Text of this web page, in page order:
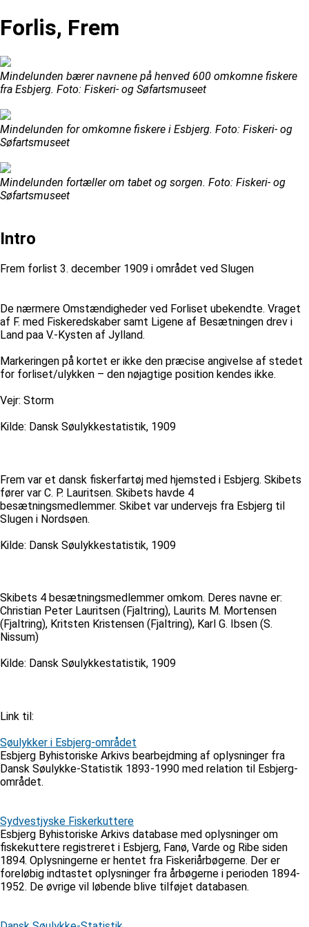
Forlis, Frem
Mindelunden bærer navnene på henved 600 omkomne fiskere
fra Esbjerg. Foto: Fiskeri- og Søfartsmuseet
Mindelunden for omkomne fiskere i Esbjerg. Foto: Fiskeri- og
Søfartsmuseet
Mindelunden fortæller om tabet og sorgen. Foto: Fiskeri- og
Søfartsmuseet
Intro
Frem forlist 3. december 1909 i området ved Slugen
De nærmere Omstændigheder ved Forliset ubekendte. Vraget
af F. med Fiskeredskaber samt Ligene af Besætningen drev i
Land paa V.-Kysten af Jylland.
Markeringen på kortet er ikke den præcise angivelse af stedet
for forliset/ulykken – den nøjagtige position kendes ikke.
Vejr: Storm
Kilde: Dansk Søulykkestatistik, 1909
Frem var et dansk fiskerfartøj med hjemsted i Esbjerg. Skibets
fører var C. P. Lauritsen. Skibets havde 4
besætningsmedlemmer. Skibet var undervejs fra Esbjerg til
Slugen i Nordsøen.
Kilde: Dansk Søulykkestatistik, 1909
Skibets 4 besætningsmedlemmer omkom. Deres navne er:
Christian Peter Lauritsen (Fjaltring), Laurits M. Mortensen
(Fjaltring), Kritsten Kristensen (Fjaltring), Karl G. Ibsen (S.
Nissum)
Kilde: Dansk Søulykkestatistik, 1909
Link til:
Søulykker i Esbjerg-området
Esbjerg Byhistoriske Arkivs bearbejdming af oplysninger fra
Dansk Søulykke-Statistik 1893-1990 med relation til Esbjerg-
området.
Sydvestjyske Fiskerkuttere
Esbjerg Byhistoriske Arkivs database med oplysninger om
fiskekuttere registreret i Esbjerg, Fanø, Varde og Ribe siden
1894. Oplysningerne er hentet fra Fiskeriårbøgerne. Der er
foreløbig indtastet oplysninger fra årbøgerne i perioden 1894-
1952. De øvrige vil løbende blive tilføjet databasen.